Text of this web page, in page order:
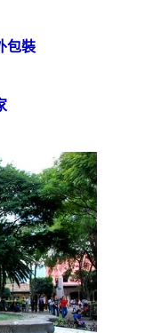
包裝